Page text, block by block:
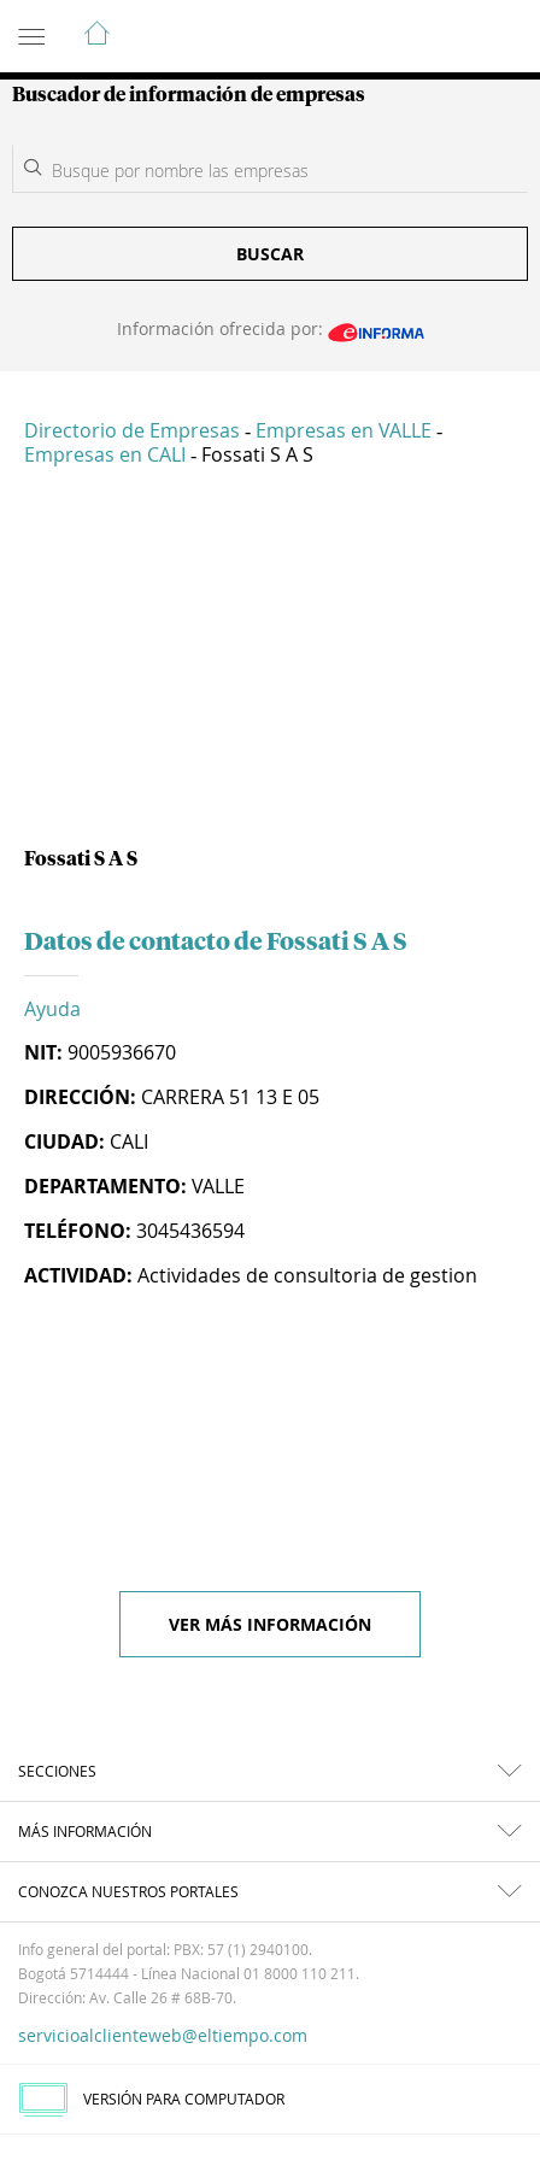
Guía de Empresas Colombianas
Buscador de información de empresas
BUSCAR
Información ofrecida por:
Directorio de Empresas - Empresas en VALLE -
Empresas en CALI - Fossati S A S
Fossati S A S
Datos de contacto de Fossati S A S
Ayuda
NIT: 9005936670
DIRECCIÓN: CARRERA 51 13 E 05
CIUDAD: CALI
DEPARTAMENTO: VALLE
TELÉFONO: 3045436594
ACTIVIDAD: Actividades de consultoria de gestion
VER MÁS INFORMACIÓN
SECCIONES
MÁS INFORMACIÓN
CONOZCA NUESTROS PORTALES
Info general del portal: PBX: 57 (1) 2940100.
Bogotá 5714444 - Línea Nacional 01 8000 110 211.
Dirección: Av. Calle 26 # 68B-70.
servicioalclienteweb@eltiempo.com
VERSIÓN PARA COMPUTADOR